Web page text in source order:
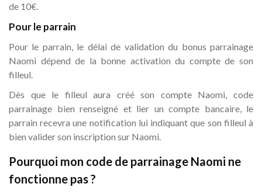
de 10€.
Pour le parrain
Pour le parrain, le délai de validation du bonus parrainage
Naomi dépend de la bonne activation du compte de son
filleul.
Dès que le filleul aura créé son compte Naomi, code
parrainage bien renseigné et lier un compte bancaire, le
parrain recevra une notification lui indiquant que son filleul à
bien valider son inscription sur Naomi.
Pourquoi mon code de parrainage Naomi ne
fonctionne pas ?